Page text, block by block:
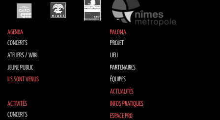
AGENDA
CONCERTS
ATELIERS / WIKI
JEUNE PUBLIC
ILS SONT VENUS
PALOMA
PROJET
LIEU
PARTENAIRES
ÉQUIPES
ACTUALITÉS
ACTIVITÉS
CONCERTS
INFOS PRATIQUES
ESPACE PRO